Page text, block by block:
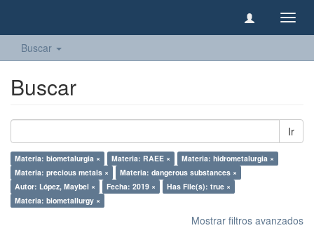
Buscar
Buscar
Ir
Materia: biometalurgia × Materia: RAEE ×
Materia: hidrometalurgia ×
Materia: precious metals ×
Materia: dangerous substances ×
Autor: López, Maybel ×
Fecha: 2019 ×
Has File(s): true ×
Materia: biometallurgy ×
Mostrar filtros avanzados